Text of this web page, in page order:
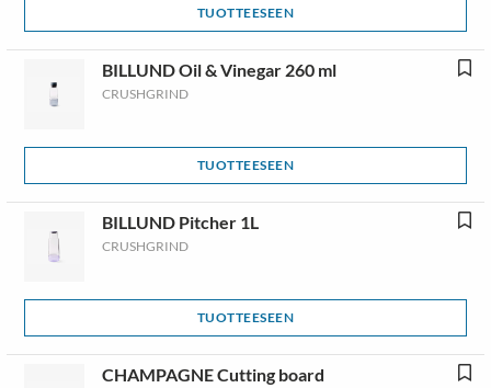
TUOTTEESEEN
BILLUND Oil & Vinegar 260 ml
CRUSHGRIND
TUOTTEESEEN
BILLUND Pitcher 1L
CRUSHGRIND
TUOTTEESEEN
CHAMPAGNE Cutting board